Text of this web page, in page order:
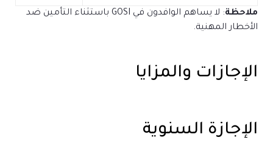
ملاحظة
: لا يساهم الوافدون في GOSI باستثناء التأمين ضد
الأخطار المهنية.
الإجازات والمزايا
الإجازة السنوية